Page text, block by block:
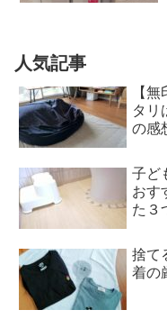
人気記事
【
タリ
の感
子ど
おす
た３
捨て
着の